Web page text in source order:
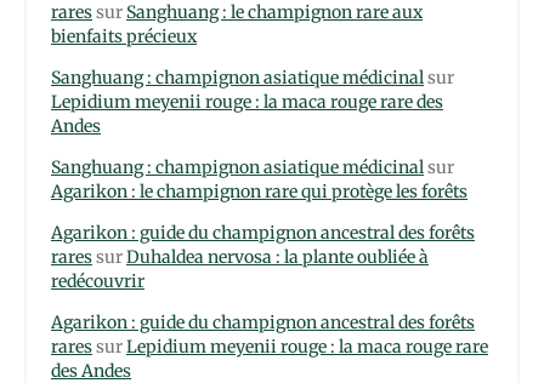
raressur Sanghuang : le champignon rare aux
bienfaits précieux
Sanghuang : champignon asiatique médicinalsur
Lepidium meyenii rouge : la maca rouge rare des
Andes
Sanghuang : champignon asiatique médicinalsur
Agarikon : le champignon rare qui protège les forêts
Agarikon : guide du champignon ancestral des forêts
raressurDuhaldea nervosa : la plante oubliée à
redécouvrir
Agarikon : guide du champignon ancestral des forêts
raressurLepidium meyenii rouge : la maca rouge rare
des Andes